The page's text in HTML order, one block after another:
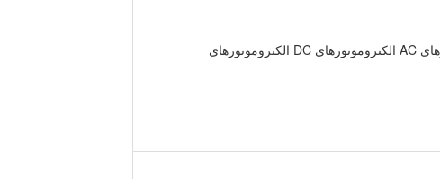
محصولات الکتروموتورهای AC الکتروموتورهای DC الکتروموتورهای ضدانفجار الکتروموتورهای دور متغیر الکتروموتورهای AC الکتروموتورهای DC الکتروموتورهای